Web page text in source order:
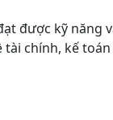
được kỹ
kế